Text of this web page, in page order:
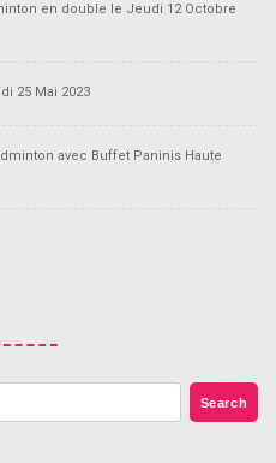
en double le Jeudi 12 Octobre
25 Mai 2023
avec Buffet Paninis Haute
Search